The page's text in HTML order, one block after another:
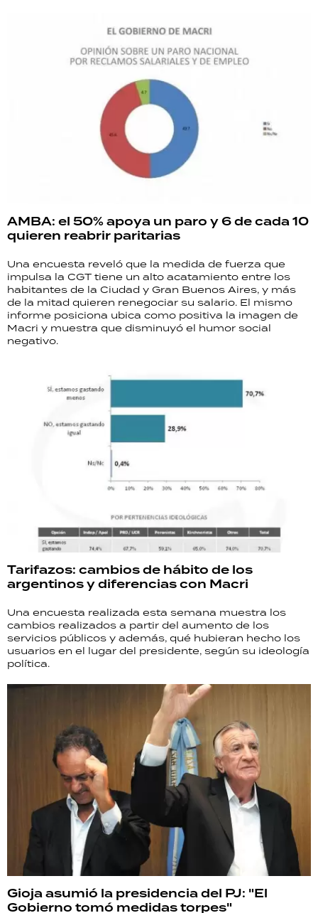
AMBA: el 50% apoya un paro y 6 de cada 10
quieren reabrir paritarias
Una encuesta reveló que la medida de fuerza que
impulsa la CGT tiene un alto acatamiento entre los
habitantes de la Ciudad y Gran Buenos Aires, y más
de la mitad quieren renegociar su salario. El mismo
informe posiciona ubica como positiva la imagen de
Macri y muestra que disminuyó el humor social
negativo.
Tarifazos: cambios de hábito de los
argentinos y diferencias con Macri
Una encuesta realizada esta semana muestra los
cambios realizados a partir del aumento de los
servicios públicos y además, qué hubieran hecho los
usuarios en el lugar del presidente, según su ideología
política.
Gioja asumió la presidencia del PJ: "El
Gobierno tomó medidas torpes"